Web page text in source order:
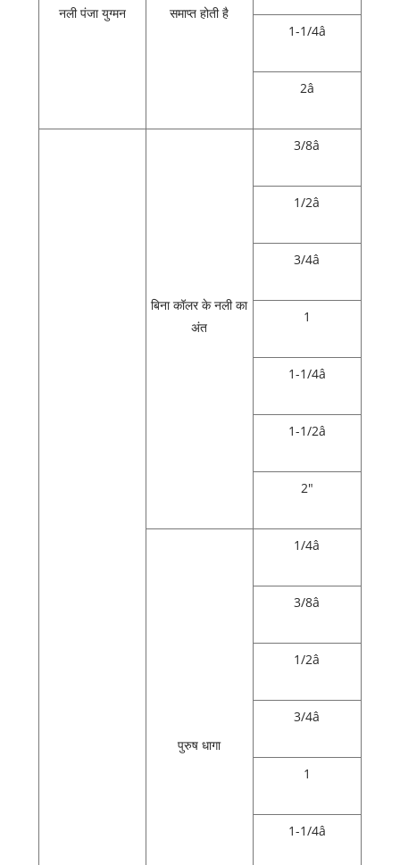
नली पंजा युग्मन
समाप्त होती है
1-1/4â
2â
बिना कॉलर के नली का
अंत
3/8â
1/2â
3/4â
1
1-1/4â
1-1/2â
2"
पुरुष धागा
1/4â
3/8â
1/2â
3/4â
1
1-1/4â